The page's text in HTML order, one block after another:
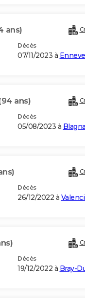
ans)
Décès
07/11/2023 à
ans)
Décès
05/08/2023 à
Décès
26/12/2022 à
Décès
19/12/2022 à Bray-